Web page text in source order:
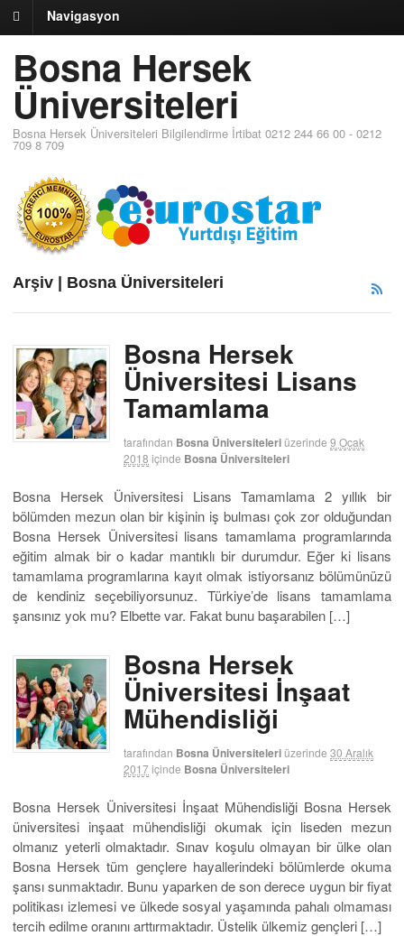
Navigasyon
Bosna Hersek
Üniversiteleri
Bosna Hersek Üniversiteleri Bilgilendirme İrtibat 0212 244 66 00 - 0212
709 8 709
Arşiv | Bosna Üniversiteleri
Bosna Hersek
Üniversitesi Lisans
Tamamlama
tarafından Bosna Üniversiteleriüzerinde 9 Ocak
2018 içinde Bosna Üniversiteleri
Bosna Hersek Üniversitesi Lisans Tamamlama 2 yıllık bir
bölümden mezun olan bir kişinin iş bulması çok zor olduğundan
Bosna Hersek Üniversitesi lisans tamamlama programlarında
eğitim almak bir o kadar mantıklı bir durumdur. Eğer ki lisans
tamamlama programlarına kayıt olmak istiyorsanız bölümünüzü
de kendiniz seçebiliyorsunuz. Türkiye’de lisans tamamlama
şansınız yok mu? Elbette var. Fakat bunu başarabilen […]
Bosna Hersek
Üniversitesi İnşaat
Mühendisliği
tarafından Bosna Üniversiteleriüzerinde 30 Aralık
2017içinde Bosna Üniversiteleri
Bosna Hersek Üniversitesi İnşaat Mühendisliği Bosna Hersek
üniversitesi inşaat mühendisliği okumak için liseden mezun
olmanız yeterli olmaktadır. Sınav koşulu olmayan bir ülke olan
Bosna Hersek tüm gençlere hayallerindeki bölümlerde okuma
şansı sunmaktadır. Bunu yaparken de son derece uygun bir fiyat
politikası izlemesi ve ülkede sosyal yaşamında pahalı olmaması
tercih edilme oranını arttırmaktadır. Üstelik ülkemiz gençleri […]